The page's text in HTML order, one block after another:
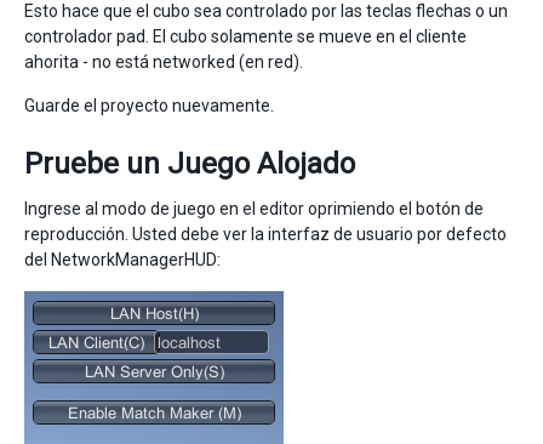
Esto hace que el cubo sea controlado por las teclas flechas o un
controlador pad. El cubo solamente se mueve en el cliente
ahorita - no está networked (en red).
Guarde el proyecto nuevamente.
Pruebe un Juego Alojado
Ingrese al modo de juego en el editor oprimiendo el botón de
reproducción. Usted debe ver la interfaz de usuario por defecto
del NetworkManagerHUD: